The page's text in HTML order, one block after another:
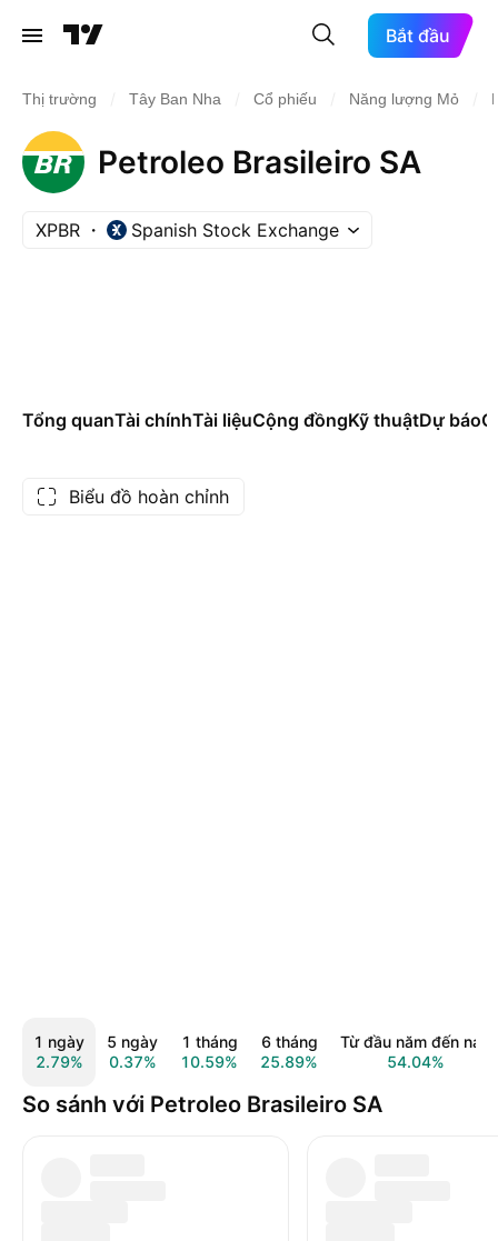
Bắt đầu
Thị trường Tây Ban Nha Cổ phiếu Năng lượng Mỏ
Petroleo Brasileiro SA
XPBR Spanish Stock Exchange
Tổng quanTài chínhTài liệuCộng đồngKỹ thuậtDự báo
Biểu đồ hoàn chỉnh
1 ngày
2.79%
5 ngày
0.37%
1 tháng
10.59%
6 tháng
25.89%
Từ đầu năm đến nay
54.04%
So sánh với Petroleo Brasileiro SA